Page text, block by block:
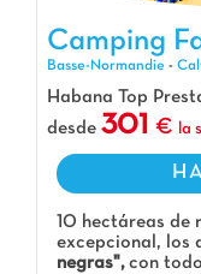
Camping Falaises,
Camping
Basse-Normandie -
Habana Top
desde 301 la
10 hectáreas de
excepcional, los
negras", con